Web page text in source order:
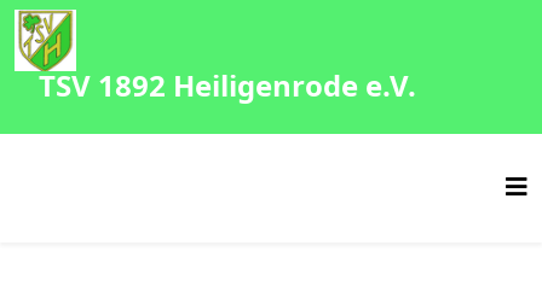
TSV 1892 Heiligenrode e.V.